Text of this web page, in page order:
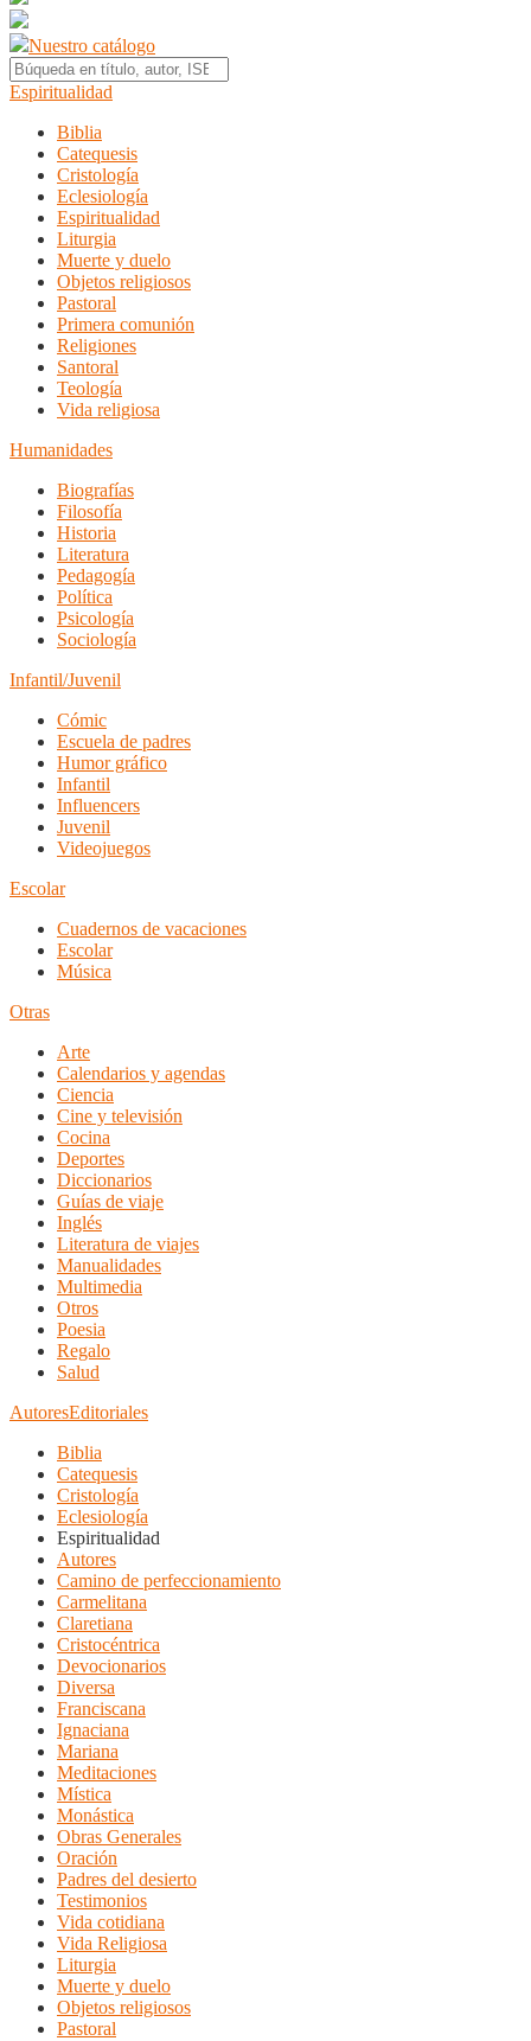
Nuestro catálogo
Espiritualidad
Biblia
Catequesis
Cristología
Eclesiología
Espiritualidad
Liturgia
Muerte y duelo
Objetos religiosos
Pastoral
Primera comunión
Religiones
Santoral
Teología
Vida religiosa
Humanidades
Biografías
Filosofía
Historia
Literatura
Pedagogía
Política
Psicología
Sociología
Infantil/Juvenil
Cómic
Escuela de padres
Humor gráfico
Infantil
Influencers
Juvenil
Videojuegos
Escolar
Cuadernos de vacaciones
Escolar
Música
Otras
Arte
Calendarios y agendas
Ciencia
Cine y televisión
Cocina
Deportes
Diccionarios
Guías de viaje
Inglés
Literatura de viajes
Manualidades
Multimedia
Otros
Poesia
Regalo
Salud
AutoresEditoriales
Biblia
Catequesis
Cristología
Eclesiología
Espiritualidad
Autores
Camino de perfeccionamiento
Carmelitana
Claretiana
Cristocéntrica
Devocionarios
Diversa
Franciscana
Ignaciana
Mariana
Meditaciones
Mística
Monástica
Obras Generales
Oración
Padres del desierto
Testimonios
Vida cotidiana
Vida Religiosa
Liturgia
Muerte y duelo
Objetos religiosos
Pastoral